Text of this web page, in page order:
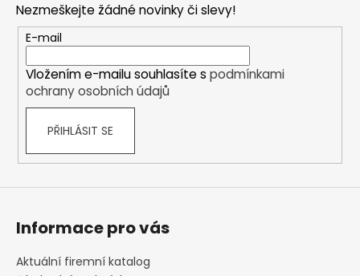
Nezmeškejte žádné novinky či slevy!
E-mail
Vložením e-mailu souhlasíte s podmínkami
ochrany osobních údajů
PŘIHLÁSIT SE
Informace pro vás
Aktuální firemní katalog